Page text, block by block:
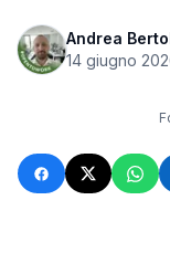
Andrea
14 giugno